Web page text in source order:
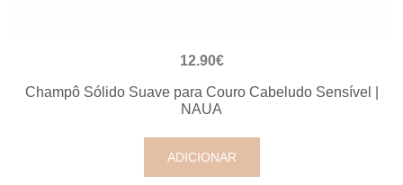
VISUALIZAÇÃO RÁPIDA
12.90€
Champô Sólido Suave para Couro Cabeludo Sensível |
NAUA
ADICIONAR